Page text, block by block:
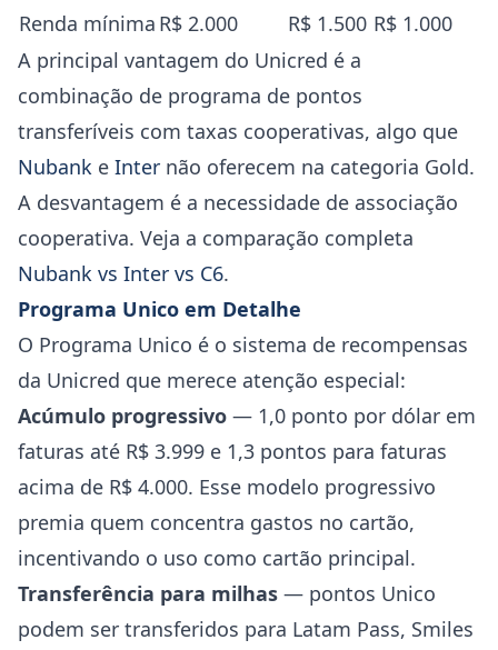
Renda mínima R$ 2.000 R$ 1.500 R$ 1.000
A principal vantagem do Unicred é a
combinação de programa de pontos
transferíveis com taxas cooperativas, algo que
Nubank e Inter não oferecem na categoria Gold.
A desvantagem é a necessidade de associação
cooperativa. Veja a comparação completa
Nubank vs Inter vs C6.
Programa Unico em Detalhe
O Programa Unico é o sistema de recompensas
da Unicred que merece atenção especial:
Acúmulo progressivo — 1,0 ponto por dólar em
faturas até R$ 3.999 e 1,3 pontos para faturas
acima de R$ 4.000. Esse modelo progressivo
premia quem concentra gastos no cartão,
incentivando o uso como cartão principal.
Transferência para milhas — pontos Unico
podem ser transferidos para Latam Pass, Smiles